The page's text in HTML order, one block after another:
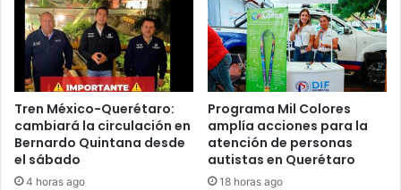
Tren México-Querétaro:
cambiará la circulación en
Bernardo Quintana desde
el sábado
4 horas ago
Programa Mil Colores
amplía acciones para la
atención de personas
autistas en Querétaro
18 horas ago